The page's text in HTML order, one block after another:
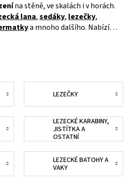
na stěně, ve skalách i v horách.
lana,sedáky,lezečky,
a mnoho dalšího. Nabízíme
naší
LEZEČKY
LEZECKÉ KARABINY,
JISTÍTKA A
OSTATNÍ
LEZECKÉ BATOHY A
VAKY